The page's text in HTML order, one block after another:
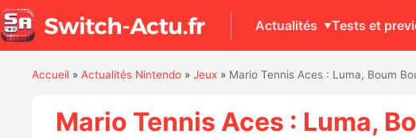
Actualités Tests et
Accueil» Actualités Nintendo» Jeux» Mario Tennis Aces : Luma, Boum
Mario Tennis Aces : Luma,